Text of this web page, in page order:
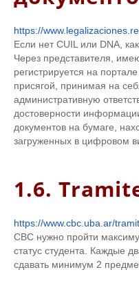
https://
Если нет CUIL или DNA,
Через представителя,
регистрируется на
присягой, принимая на
административную
достоверности
документов на бумаге,
загруженных в цифровом
1.6.
https://www.cbc.uba.ar/
CBC нужно пройти
статус студента. Каждые
сдавать минимум 2